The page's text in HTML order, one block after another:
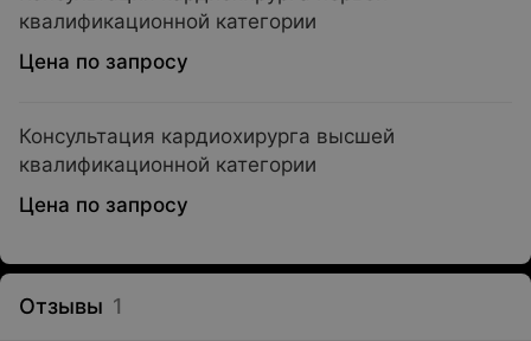
квалификационной категории
Цена по запросу
Консультация кардиохирурга высшей
квалификационной категории
Цена по запросу
Отзывы 1